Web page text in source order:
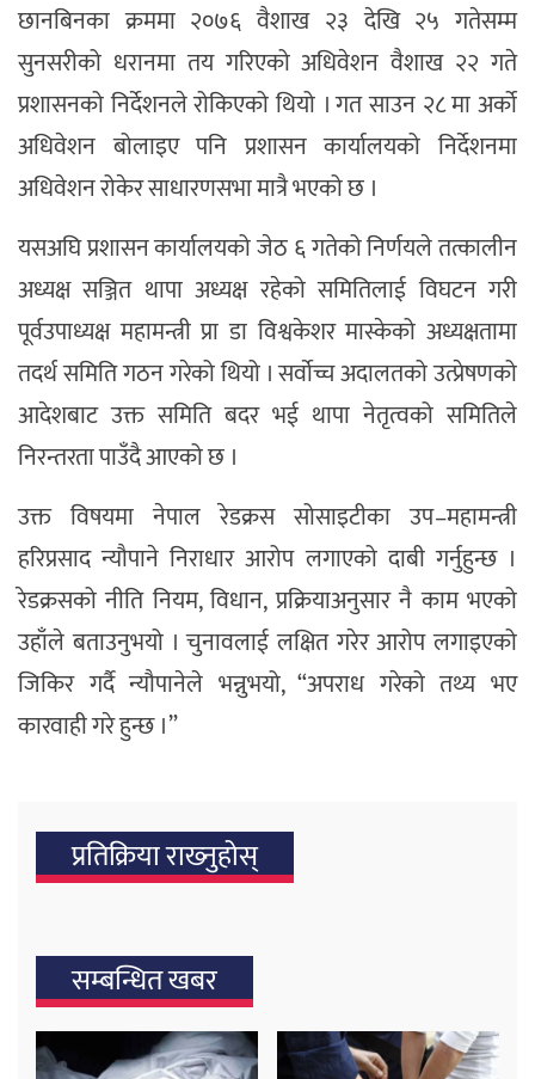
छानबिनका क्रममा २०७६ वैशाख २३ देखि २५ गतेसम्म
सुनसरीको धरानमा तय गरिएको अधिवेशन वैशाख २२ गते
प्रशासनको निर्देशनले रोकिएको थियो । गत साउन २८ मा अर्को
अधिवेशन बोलाइए पनि प्रशासन कार्यालयको निर्देशनमा
अधिवेशन रोकेर साधारणसभा मात्रै भएको छ ।
यसअघि प्रशासन कार्यालयको जेठ ६ गतेको निर्णयले तत्कालीन
अध्यक्ष सञ्जित थापा अध्यक्ष रहेको समितिलाई विघटन गरी
पूर्वउपाध्यक्ष महामन्त्री प्रा डा विश्वकेशर मास्केको अध्यक्षतामा
तदर्थ समिति गठन गरेको थियो । सर्वाेच्च अदालतको उत्प्रेषणको
आदेशबाट उक्त समिति बदर भई थापा नेतृत्वको समितिले
निरन्तरता पाउँदै आएको छ ।
उक्त विषयमा नेपाल रेडक्रस सोसाइटीका उप–महामन्त्री
हरिप्रसाद न्यौपाने निराधार आरोप लगाएको दाबी गर्नुहुन्छ ।
रेडक्रसको नीति नियम, विधान, प्रक्रियाअनुसार नै काम भएको
उहाँले बताउनुभयो । चुनावलाई लक्षित गरेर आरोप लगाइएको
जिकिर गर्दै न्यौपानेले भन्नुभयो, “अपराध गरेको तथ्य भए
कारवाही गरे हुन्छ ।”
प्रतिक्रिया राख्‍नुहोस्
सम्बन्धित खबर